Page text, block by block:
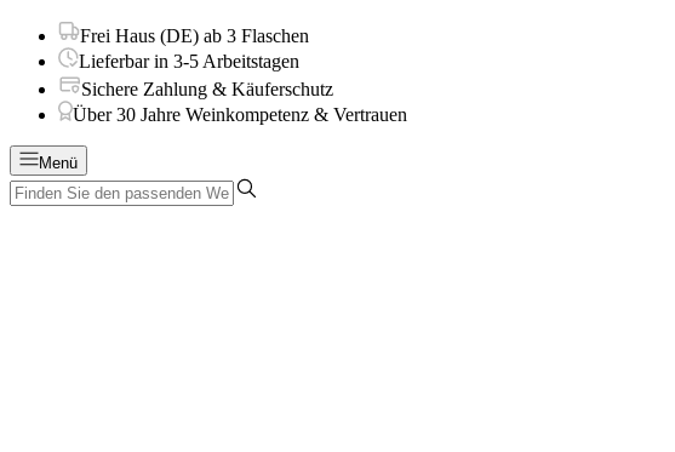
Frei Haus (DE) ab 3 Flaschen
Lieferbar in 3-5 Arbeitstagen
Sichere Zahlung & Käuferschutz
Über 30 Jahre Weinkompetenz & Vertrauen
Menü